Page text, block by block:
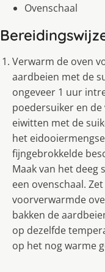
Ovenschaal
Verwarm de oven
aardbeien met de
ongeveer 1 uur
poedersuiker en
eiwitten met de
het
fijngebrokkelde
Maak van het deeg
een ovenschaal.
voorverwarmde
bakken de
op dezelfde
op het nog warme